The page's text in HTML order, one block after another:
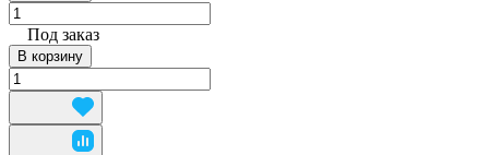
Под заказ
В корзину